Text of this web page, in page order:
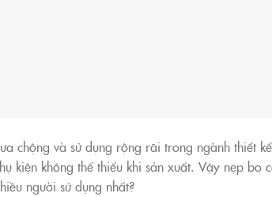
chộng và sử dụng rộng rãi trong ngành thiết
kiện không thể thiếu khi sản xuất. Vậy nẹp bo
người sử dụng nhất?